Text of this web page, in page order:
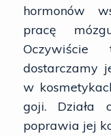
hormonów
pracę
Oczywiście
dostarczamy
w
goji. Działa
poprawia jej